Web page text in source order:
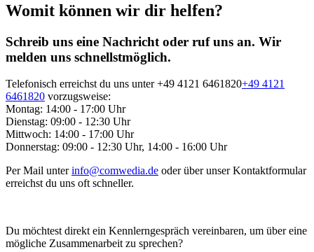
Womit können wir dir helfen?
Schreib uns eine Nachricht oder ruf uns an. Wir
melden uns schnellstmöglich.
Telefonisch erreichst du uns unter+49 4121 6461820+49 4121
6461820 vorzugsweise:
Montag: 14:00 - 17:00 Uhr
Dienstag: 09:00 - 12:30 Uhr
Mittwoch: 14:00 - 17:00 Uhr
Donnerstag: 09:00 - 12:30 Uhr, 14:00 - 16:00 Uhr
Per Mail unterinfo@comwedia.de oder über unser Kontaktformular
erreichst du uns oft schneller.
Du möchtest direkt ein Kennlerngespräch vereinbaren, um über eine
mögliche Zusammenarbeit zu sprechen?